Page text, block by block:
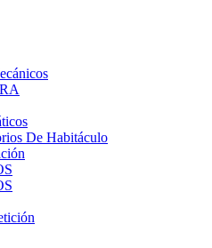
De Habitáculo